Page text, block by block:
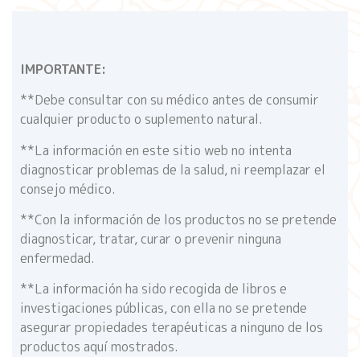
IMPORTANTE:
**Debe consultar con su médico antes de consumir
cualquier producto o suplemento natural.
**La información en este sitio web no intenta
diagnosticar problemas de la salud, ni reemplazar el
consejo médico.
**Con la información de los productos no se pretende
diagnosticar, tratar, curar o prevenir ninguna
enfermedad.
**La información ha sido recogida de libros e
investigaciones públicas, con ella no se pretende
asegurar propiedades terapéuticas a ninguno de los
productos aquí mostrados.